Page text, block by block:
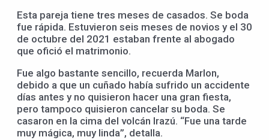
Esta pareja tiene tres meses de casados. Se boda
fue rápida. Estuvieron seis meses de novios y el 30
de octubre del 2021 estaban frente al abogado
que ofició el matrimonio.
Fue algo bastante sencillo, recuerda Marlon,
debido a que un cuñado había sufrido un accidente
días antes y no quisieron hacer una gran fiesta,
pero tampoco quisieron cancelar su boda. Se
casaron en la cima del volcán Irazú. “Fue una tarde
muy mágica, muy linda”, detalla.